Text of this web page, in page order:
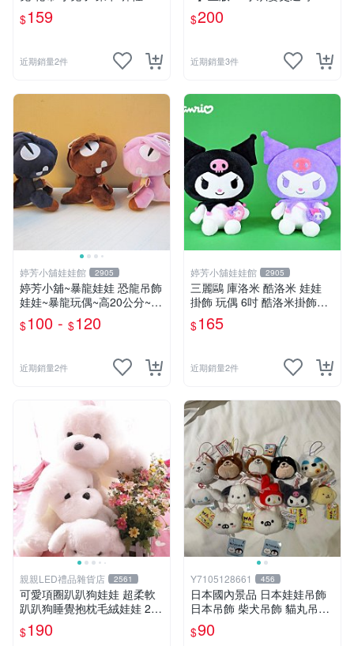
料 娃娃 公仔 交換禮物 安撫
玩偶 超柔軟兔兔玩偶 陪伴玩
$159
近期銷量2件
O01
$200
近期銷量3件
婷芳小舖娃娃館 2905
婷芳小舖~暴龍娃娃 恐龍吊飾
娃娃~暴龍玩偶~高20公分~恐
龍娃娃~侏儸紀世界~暴龍 暴
龍玩偶~生日/情人禮物~全省
$100 - $120
近期銷量2件
婷芳小舖娃娃館 2905
三麗鷗 庫洛米 酷洛米 娃娃
掛飾 玩偶 6吋 酷洛米掛飾飾
娃娃~正版三麗鷗 酷洛米坐姿
背小背包款 酷洛米娃娃掛飾
$165
近期銷量2件
親親LED禮品雜貨店 2561
可愛項圈趴趴狗娃娃 超柔軟
趴趴狗睡覺抱枕毛絨娃娃 25
公分白色狗狗抱枕娃娃 生日
禮物
$190
Y7105128661 456
日本國內景品 日本娃娃吊飾
日本吊飾 柴犬吊飾 貓丸吊飾
庫洛米吊飾 大耳狗吊飾 布丁
狗吊飾 帕恰狗吊飾 天竺鼠車
$90